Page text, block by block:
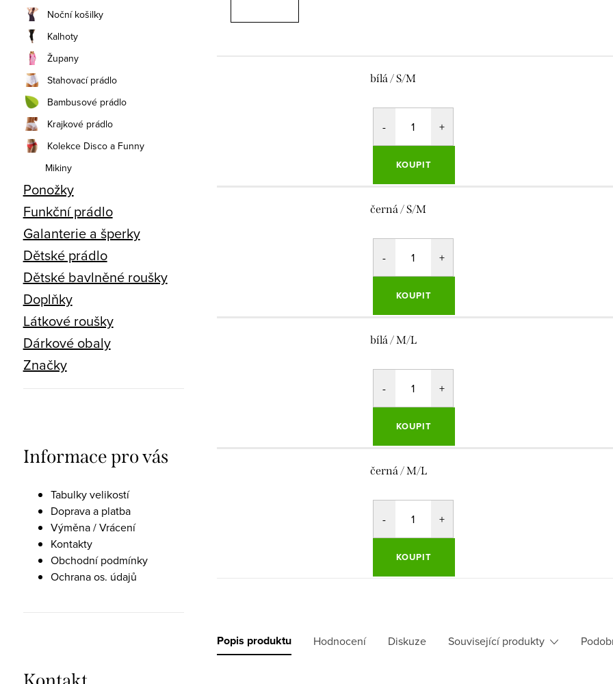
Noční košilky
Kalhoty
Župany
Stahovací prádlo
Bambusové prádlo
Krajkové prádlo
Kolekce Disco a Funny
Mikiny
Ponožky
Funkční prádlo
Galanterie a šperky
Dětské prádlo
Dětské bavlněné roušky
Doplňky
Látkové roušky
Dárkové obaly
Značky
Informace pro vás
Tabulky velikostí
Doprava a platba
Výměna / Vrácení
Kontakty
Obchodní podmínky
Ochrana os. údajů
bílá / S/M
KOUPIT
černá / S/M
KOUPIT
bílá / M/L
KOUPIT
černá / M/L
KOUPIT
Popis produktu Hodnocení Diskuze Související produkty